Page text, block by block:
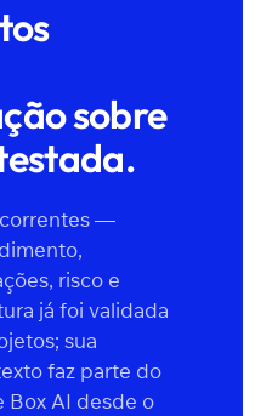
sobre
—
risco e
já foi validada
sua
faz parte do
Box AI desde o